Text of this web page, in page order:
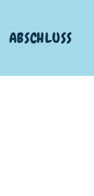
ABSCHLUSS